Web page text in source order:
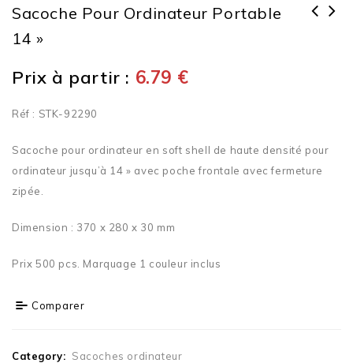
Sacoche Pour Ordinateur Portable
14 »
Prix à partir : 6.79 €
Réf : STK-92290
Sacoche pour ordinateur en soft shell de haute densité pour
ordinateur jusqu’à 14 » avec poche frontale avec fermeture
zipée.
Dimension : 370 x 280 x 30 mm
Prix 500 pcs. Marquage 1 couleur inclus
Comparer
Category: Sacoches ordinateur